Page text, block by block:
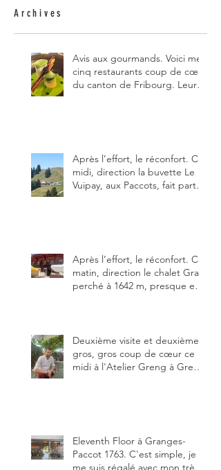
Archives
Avis aux gourmands. Voici mes
cinq restaurants coup de cœur
du canton de Fribourg. Leurs
Après l’effort, le réconfort. Ce
midi, direction la buvette Le
Vuipay, aux Paccots, fait partie
Après l’effort, le réconfort. Ce
matin, direction le chalet Grat
perché à 1642 m, presque en
de plaisir.
Deuxième visite et deuxième
gros, gros coup de cœur ce
midi à l'Atelier Greng à Greng
Eleventh Floor à Granges-
Paccot 1763. C'est simple, je
me suis régalé avec mon très